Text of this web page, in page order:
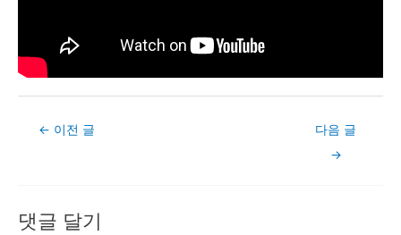
Post← 이전 글
다음 글
→
댓글 달기